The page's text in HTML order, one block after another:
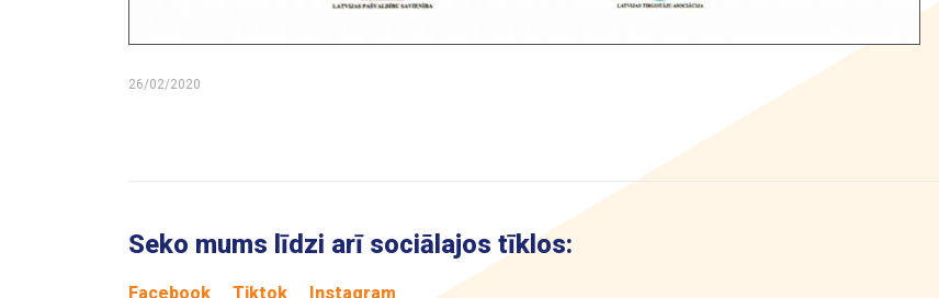
26/02/2020
Seko mums līdzi arī sociālajos tīklos:
Facebook Tiktok Instagram